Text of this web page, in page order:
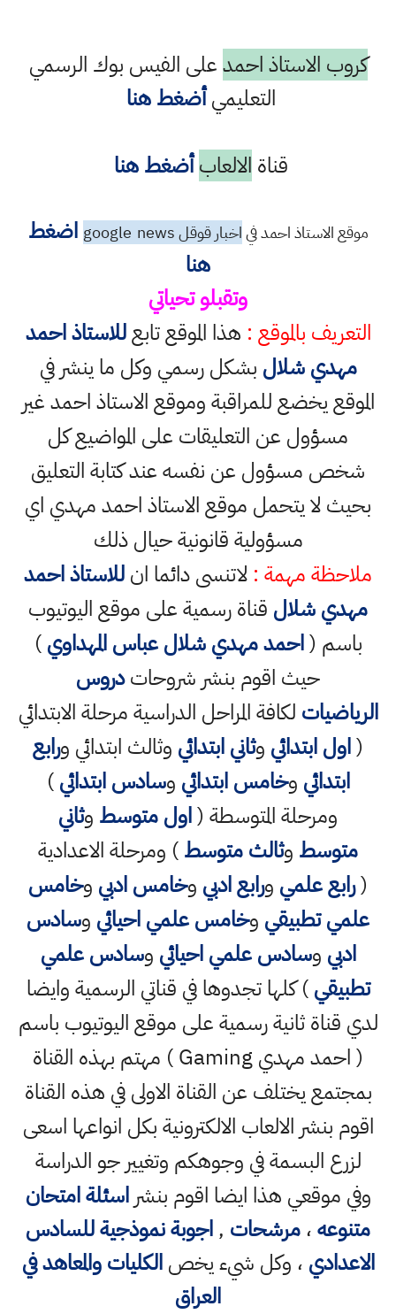
كروب الاستاذ احمدعلى الفيس بوك الرسمي
التعليميأضغط هنا
قناة الالعاب أضغط هنا
موقع الاستاذ احمد فياخبار قوقل googlenews
اضغط
هنا
وتقبلو تحياتي
التعريف بالموقع : هذا الموقع تابعللاستاذ احمد
مهدي شلال بشكل رسمي وكل ما ينشر في
الموقع يخضع للمراقبة وموقع الاستاذ احمد غير
مسؤول عن التعليقات على المواضيع كل
شخص مسؤول عن نفسه عند كتابة التعليق
بحيث لا يتحمل موقع الاستاذ احمد مهدي اي
مسؤولية قانونية حيال ذلك
ملاحظة مهمة : لاتنسى دائما انللاستاذ احمد
مهدي شلال قناة رسمية على موقع اليوتيوب
باسم (احمد مهدي شلال عباس المهداوي)
حيث اقوم بنشر شروحاتدروس
الرياضيات لكافة المراحل الدراسية مرحلة الابتدائي
(اول ابتدائي وثاني ابتدائي وثالث ابتدائي ورابع
ابتدائي وخامس ابتدائي وسادس ابتدائي)
ومرحلة المتوسطة (اول متوسط وثاني
متوسط وثالث متوسط) ومرحلة الاعدادية
(رابع علمي ورابع ادبي وخامس ادبي وخامس
علمي تطبيقي وخامس علمي احيائي وسادس
ادبي وسادس علمي احيائي وسادس علمي
تطبيقي) كلها تجدوها في قناتي الرسمية وايضا
لدي قناة ثانية رسمية على موقع اليوتيوب باسم
( احمد مهدي Gaming ) مهتم بهذه القناة
بمجتمع يختلف عن القناة الاولى في هذه القناة
اقوم بنشر الالعاب الالكترونية بكل انواعها اسعى
لزرع البسمة في وجوهكم وتغيير جو الدراسة
وفي موقعي هذا ايضا اقوم بنشراسئلة امتحان
متنوعه،مرشحات ,اجوبة نموذجية للسادس
الاعدادي ، وكل شيء يخصالكليات والمعاهد في
العراق